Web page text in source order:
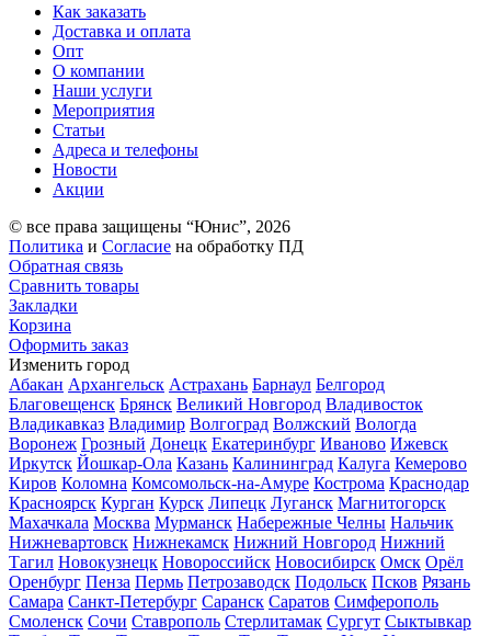
Как заказать
Доставка и оплата
Опт
О компании
Наши услуги
Мероприятия
Статьи
Адреса и телефоны
Новости
Акции
© все права защищены “Юнис”, 2026
Политика и Согласие на обработку ПД
Обратная связь
Сравнить товары
Закладки
Корзина
Оформить заказ
Изменить город
Абакан Архангельск Астрахань Барнаул Белгород
Благовещенск Брянск Великий Новгород Владивосток
Владикавказ Владимир Волгоград Волжский Вологда
Воронеж Грозный Донецк Екатеринбург Иваново Ижевск
Иркутск Йошкар-Ола Казань Калининград Калуга Кемерово
Киров Коломна Комсомольск-на-Амуре Кострома Краснодар
Красноярск Курган Курск Липецк Луганск Магнитогорск
Махачкала Москва Мурманск Набережные Челны Нальчик
Нижневартовск Нижнекамск Нижний Новгород Нижний
Тагил Новокузнецк Новороссийск Новосибирск Омск Орёл
Оренбург Пенза Пермь Петрозаводск Подольск Псков Рязань
Самара Санкт-Петербург Саранск Саратов Симферополь
Смоленск Сочи Ставрополь Стерлитамак Сургут Сыктывкар